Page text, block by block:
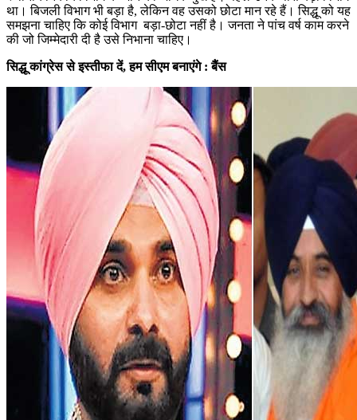
था। बिजली विभाग भी बड़ा है, लेकिन वह उसको छोटा मान रहे हैं। सिद्धू को यह
समझना चाहिए कि कोई विभाग बड़ा-छोटा नहीं है। जनता ने पांच वर्ष काम करने
की जो जिम्मेदारी दी है उसे निभाना चाहिए।
सिद्धू कांग्रेस से इस्तीफा दें, हम सीएम बनाएंगे : बैैंस